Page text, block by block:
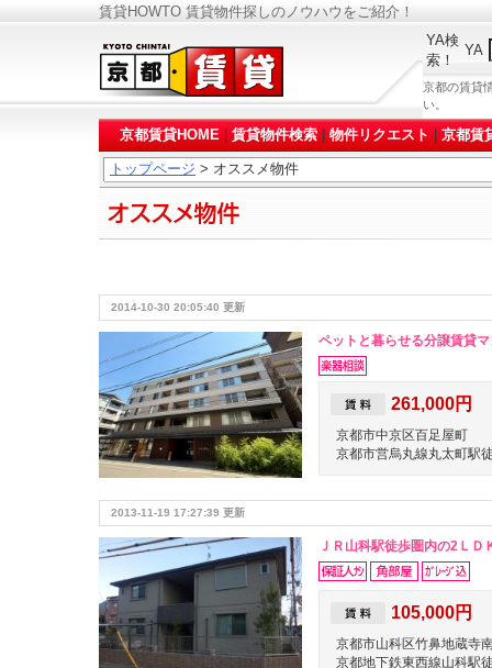
賃貸HOWTO 賃貸物件探しのノウハウをご紹介！
YA検
索！
YA
京都の賃貸
い。
京都賃貸HOME 賃貸物件検索 物件リクエスト 京都賃
トップページ > オススメ物件
2014-10-30 20:05:40 更新
ペットと暮らせる分譲賃貸
261,000円
京都市中京区百足屋町
京都市営烏丸線丸太町駅
2013-11-19 17:27:39 更新
ＪＲ山科駅徒歩圏内の2Ｌ
105,000円
京都市山科区竹鼻地蔵寺
京都地下鉄東西線山科駅